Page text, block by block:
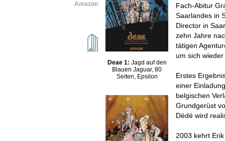
Amazon
Deae 1: Jagd auf den
Blauen Jaguar, 80
Seiten, Epsilon
Fach-Abitur
Saarlandes in
Director in
zehn Jahre
tätigen
um sich
Erstes
einer
belgischen
Grundgerüst
Dédé wird
2003 kehrt